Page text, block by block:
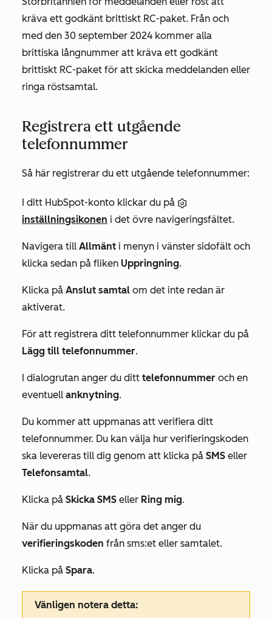
kräva ett godkänt brittiskt RC-paket. Från och
med den 30 september 2024 kommer alla
brittiska långnummer att kräva ett godkänt
brittiskt RC-paket för att skicka meddelanden eller
ringa röstsamtal.
Registrera ett utgående
telefonnummer
Så här registrerar du ett utgående telefonnummer:
I ditt HubSpot-konto klickar du på
inställningsikonen i det övre navigeringsfältet.
Navigera till Allmänt i menyn i vänster sidofält och
klicka sedan på fliken Uppringning.
Klicka på Anslut samtal om det inte redan är
aktiverat.
För att registrera ditt telefonnummer klickar du på
Lägg till telefonnummer.
I dialogrutan anger du ditt telefonnummer och en
eventuell anknytning.
Du kommer att uppmanas att verifiera ditt
telefonnummer. Du kan välja hur verifieringskoden
ska levereras till dig genom att klicka på SMS eller
Telefonsamtal.
Klicka på Skicka SMS eller Ring mig.
När du uppmanas att göra det anger du
verifieringskoden från sms:et eller samtalet.
Klicka på Spara.
Vänligen notera detta: